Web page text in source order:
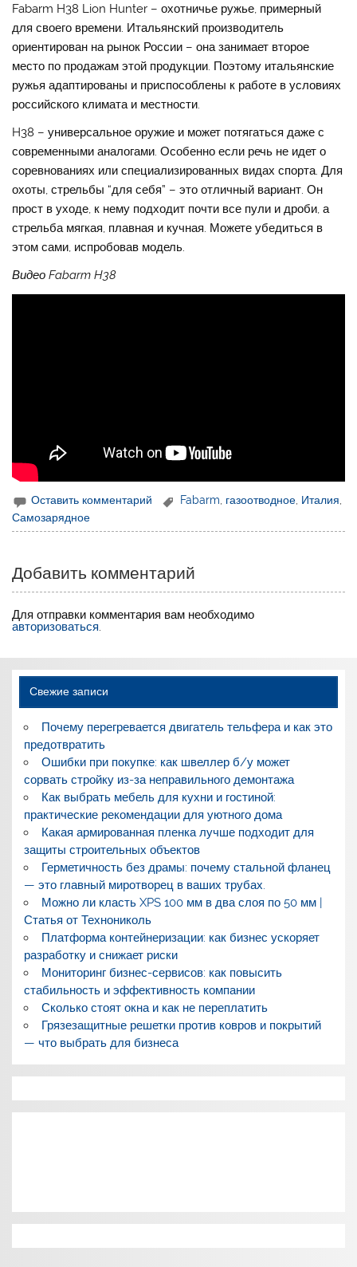
Fabarm H38 Lion Hunter – охотничье ружье, примерный
для своего времени. Итальянский производитель
ориентирован на рынок России – она занимает второе
место по продажам этой продукции. Поэтому итальянские
ружья адаптированы и приспособлены к работе в условиях
российского климата и местности.
H38 – универсальное оружие и может потягаться даже с
современными аналогами. Особенно если речь не идет о
соревнованиях или специализированных видах спорта. Для
охоты, стрельбы “для себя” – это отличный вариант. Он
прост в уходе, к нему подходит почти все пули и дроби, а
стрельба мягкая, плавная и кучная. Можете убедиться в
этом сами, испробовав модель.
Видео Fabarm H38
Оставить комментарий Fabarm, газоотводное, Италия,
Самозарядное
Добавить комментарий
Для отправки комментария вам необходимо
авторизоваться.
Свежие записи
Почему перегревается двигатель тельфера и как это
предотвратить
Ошибки при покупке: как швеллер б/у может
сорвать стройку из-за неправильного демонтажа
Как выбрать мебель для кухни и гостиной:
практические рекомендации для уютного дома
Какая армированная пленка лучше подходит для
защиты строительных объектов
Герметичность без драмы: почему стальной фланец
— это главный миротворец в ваших трубах.
Можно ли класть XPS 100 мм в два слоя по 50 мм |
Статья от Технониколь
Платформа контейнеризации: как бизнес ускоряет
разработку и снижает риски
Мониторинг бизнес-сервисов: как повысить
стабильность и эффективность компании
Сколько стоят окна и как не переплатить
Грязезащитные решетки против ковров и покрытий
— что выбрать для бизнеса